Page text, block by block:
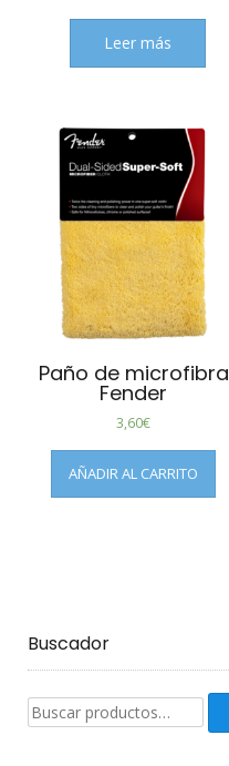
Leer más
Paño de microfibra
Fender
3,60€
AÑADIR AL CARRITO
Buscador
Buscar
productos: